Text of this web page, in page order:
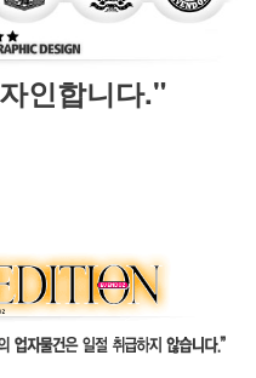
인합니다."